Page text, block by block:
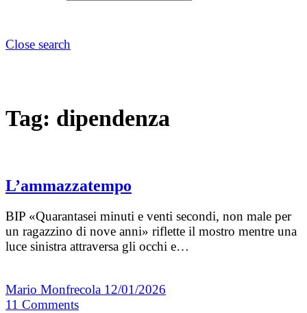
Close search
Tag: dipendenza
L’ammazzatempo
BIP «Quarantasei minuti e venti secondi, non male per
un ragazzino di nove anni» riflette il mostro mentre una
luce sinistra attraversa gli occhi e…
Mario Monfrecola 12/01/2026
11 Comments